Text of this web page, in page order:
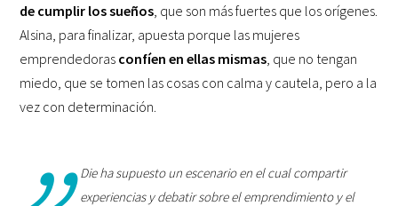
de cumplir los sueños , que son más fuertes que los orígenes.
Alsina, para finalizar, apuesta porque las mujeres
emprendedoras confíen en ellas mismas , que no tengan
miedo, que se tomen las cosas con calma y cautela, pero a la
vez con determinación.
Die ha supuesto un escenario en el cual compartir
experiencias y debatir sobre el emprendimiento y el